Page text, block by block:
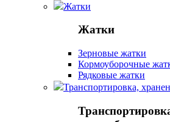
Жатки
Жатки
Зерновые жатки
Кормоуборочные
Рядковые жатки
Транспортировка,